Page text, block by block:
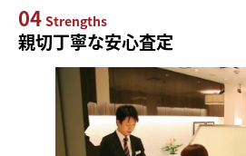
04 Strengths
親切丁寧な安心査定